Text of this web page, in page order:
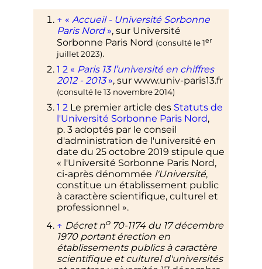
↑ « Accueil - Université Sorbonne
Paris Nord », sur Université
Sorbonne Paris Nord (consulté le1er
juillet 2023).
1 2 « Paris 13 l’université en chiffres
2012 - 2013 », sur www.univ-paris13.fr
(consulté le13 novembre 2014)
1 2 Le premier article des Statuts de
l'Université Sorbonne Paris Nord,
p. 3adoptés par le conseil
d'administration de l'université en
date du 25 octobre 2019 stipule que
« l'Université Sorbonne Paris Nord,
ci-après dénommée l'Université,
constitue un établissement public
à caractère scientifique, culturel et
professionnel ».
↑ Décretno 70-1174 du 17 décembre
1970 portant érection en
établissements publics à caractère
scientifique et culturel d'universités